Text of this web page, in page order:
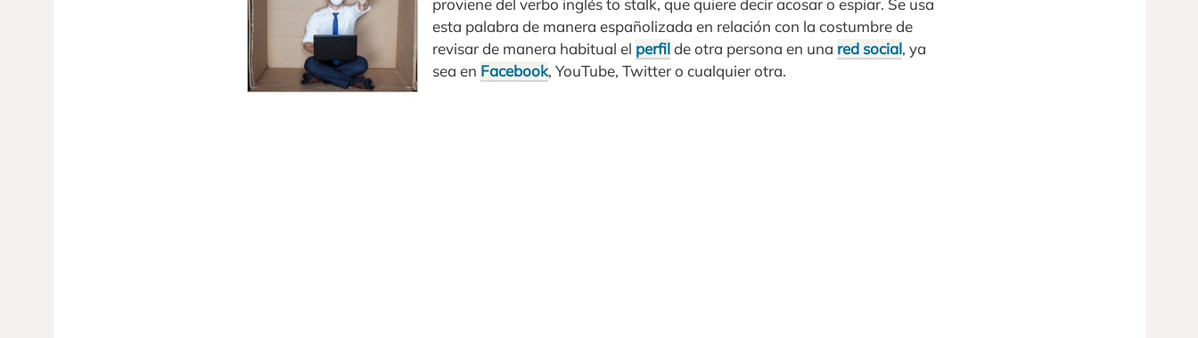
proviene del verbo inglés to stalk, que quiere decir acosar o espiar. Se usa
esta palabra de manera españolizada en relación con la costumbre de
revisar de manera habitual el perfilde otra persona en una red social, ya
sea en Facebook, YouTube, Twitter o cualquier otra.